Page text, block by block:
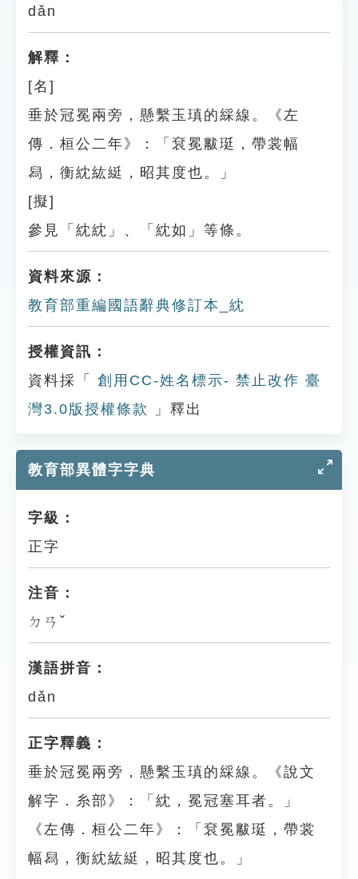
dǎn
解釋：
[名]
垂於冠冕兩旁，懸繫玉瑱的綵線。《左
傳．桓公二年》：「袞冕黻珽，帶裳幅
舄，衡紞紘綎，昭其度也。」
[擬]
參見「紞紞」、「紞如」等條。
資料來源：
教育部重編國語辭典修訂本_紞
授權資訊：
資料採「
創用CC-姓名標示- 禁止改作 臺
灣3.0版授權條款
」釋出
教育部異體字字典
字級：
正字
注音：
ㄉㄢˇ
漢語拼音：
dǎn
正字釋義：
垂於冠冕兩旁，懸繫玉瑱的綵線。《說文
解字．糸部》：「紞，冕冠塞耳者。」
《左傳．桓公二年》：「袞冕黻珽，帶裳
幅舄，衡紞紘綎，昭其度也。」